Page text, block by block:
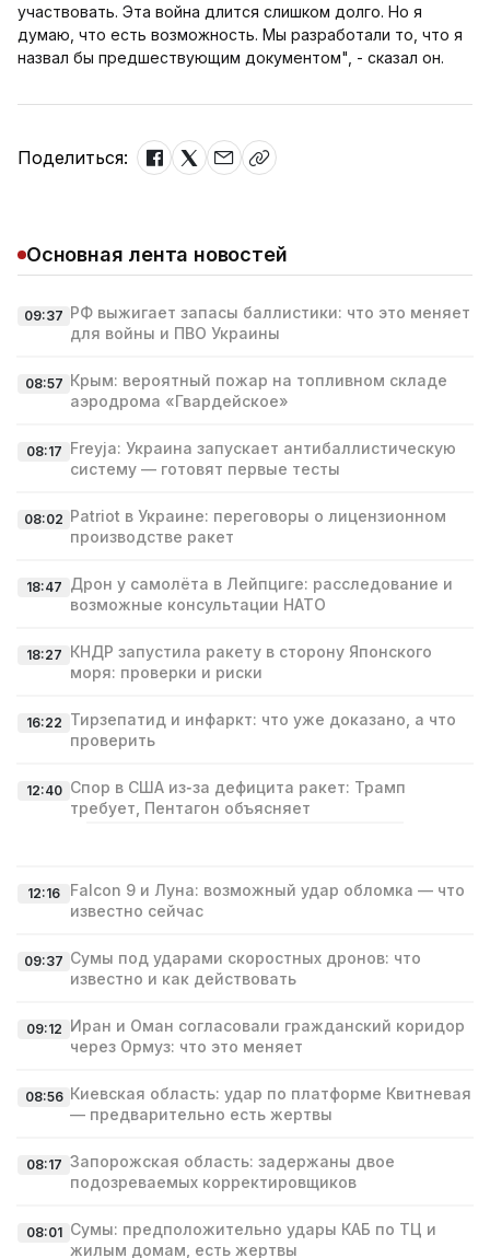
участвовать. Эта война длится слишком долго. Но я
думаю, что есть возможность. Мы разработали то, что я
назвал бы предшествующим документом", - сказал он.
Поделиться:
Основная лента новостей
09:37 РФ выжигает запасы баллистики: что это меняет
для войны и ПВО Украины
08:57 Крым: вероятный пожар на топливном складе
аэродрома «Гвардейское»
08:17 Freyja: Украина запускает антибаллистическую
систему — готовят первые тесты
08:02 Patriot в Украине: переговоры о лицензионном
производстве ракет
18:47 Дрон у самолёта в Лейпциге: расследование и
возможные консультации НАТО
18:27 КНДР запустила ракету в сторону Японского
моря: проверки и риски
16:22 Тирзепатид и инфаркт: что уже доказано, а что
проверить
12:40 Спор в США из‑за дефицита ракет: Трамп
требует, Пентагон объясняет
12:16
Falcon 9 и Луна: возможный удар обломка — что
известно сейчас
09:37 Сумы под ударами скоростных дронов: что
известно и как действовать
09:12 Иран и Оман согласовали гражданский коридор
через Ормуз: что это меняет
08:56 Киевская область: удар по платформе Квитневая
— предварительно есть жертвы
08:17 Запорожская область: задержаны двое
подозреваемых корректировщиков
08:01 Сумы: предположительно удары КАБ по ТЦ и
жилым домам, есть жертвы